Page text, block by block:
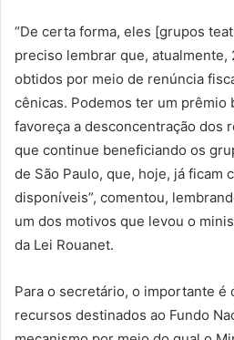
“De certa forma, eles [grupos
preciso lembrar que, atualmente,
obtidos por meio de renúncia
cênicas. Podemos ter um prêmio
favoreça a desconcentração dos
que continue beneficiando os
de São Paulo, que, hoje, já ficam
disponíveis”, comentou,
um dos motivos que levou o
da Lei Rouanet.
Para o secretário, o importante é
recursos destinados ao Fundo